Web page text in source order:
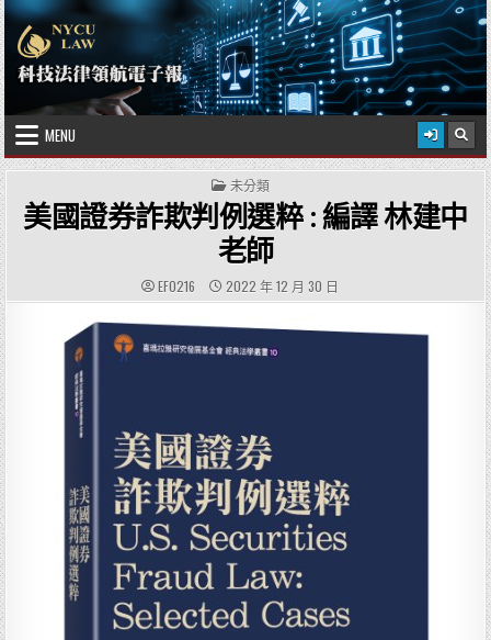
Skip to content 2026 年 8 月 7 日
國立陽明交通大學科技法律學院
MENU
POSTED IN
未分類
美國證券詐欺判例選粹 : 編譯 林建中
老師
AUTHOR:
EF0216 PUBLISHED DATE:
2022 年 12 月 30 日